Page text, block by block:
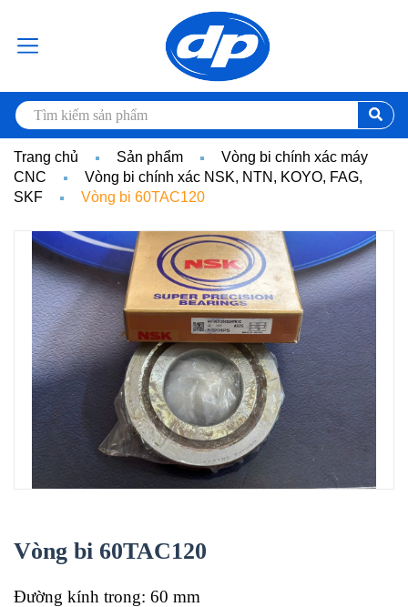
Trang chủ Sản phẩm
Vòng bi chính xác máy
CNC
Vòng bi chính xác NSK, NTN, KOYO, FAG,
SKF
Vòng bi 60TAC120
Vòng bi 60TAC120
Đường kính trong: 60 mm